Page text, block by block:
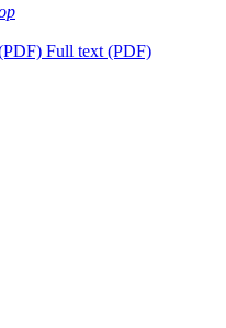
Full text (PDF)